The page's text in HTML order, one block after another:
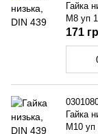
Гайка
M8 уп
171
Гайка
M10